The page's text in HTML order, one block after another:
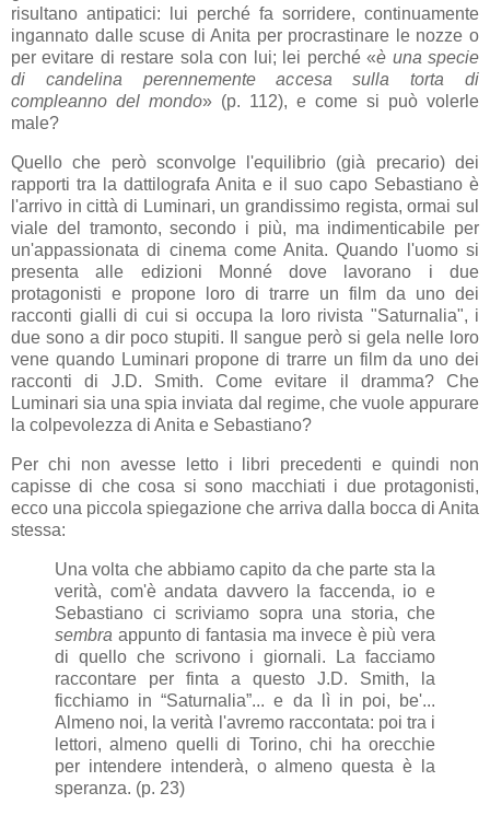
risultano antipatici: lui perché fa sorridere, continuamente
ingannato dalle scuse di Anita per procrastinare le nozze o
per evitare di restare sola con lui; lei perché «è una specie
di candelina perennemente accesa sulla torta di
compleanno del mondo» (p. 112), e come si può volerle
male?
Quello che però sconvolge l'equilibrio (già precario) dei
rapporti tra la dattilografa Anita e il suo capo Sebastiano è
l'arrivo in città di Luminari, un grandissimo regista, ormai sul
viale del tramonto, secondo i più, ma indimenticabile per
un'appassionata di cinema come Anita. Quando l'uomo si
presenta alle edizioni Monné dove lavorano i due
protagonisti e propone loro di trarre un film da uno dei
racconti gialli di cui si occupa la loro rivista "Saturnalia", i
due sono a dir poco stupiti. Il sangue però si gela nelle loro
vene quando Luminari propone di trarre un film da uno dei
racconti di J.D. Smith. Come evitare il dramma? Che
Luminari sia una spia inviata dal regime, che vuole appurare
la colpevolezza di Anita e Sebastiano?
Per chi non avesse letto i libri precedenti e quindi non
capisse di che cosa si sono macchiati i due protagonisti,
ecco una piccola spiegazione che arriva dalla bocca di Anita
stessa:
Una volta che abbiamo capito da che parte sta la
verità, com'è andata davvero la faccenda, io e
Sebastiano ci scriviamo sopra una storia, che
sembra appunto di fantasia ma invece è più vera
di quello che scrivono i giornali. La facciamo
raccontare per finta a questo J.D. Smith, la
ficchiamo in “Saturnalia”... e da lì in poi, be'...
Almeno noi, la verità l'avremo raccontata: poi tra i
lettori, almeno quelli di Torino, chi ha orecchie
per intendere intenderà, o almeno questa è la
speranza. (p. 23)